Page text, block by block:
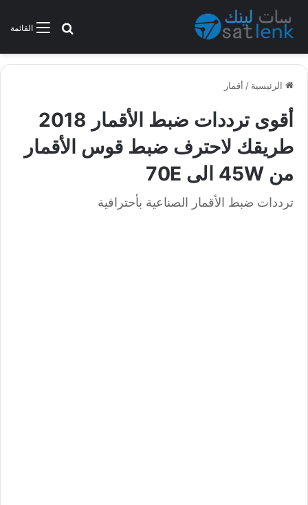
القائمةبحث عن
الرئيسية / أقمار
أقوى ترددات ضبط الأقمار 2018
طريقك لاحترف ضبط قوس الأقمار
من 45W الى 70E
ترددات ضبط الأقمار الصناعية بأحترافية